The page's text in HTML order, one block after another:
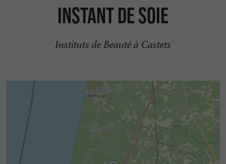
Instant de Soie
Instituts de Beauté à Castets